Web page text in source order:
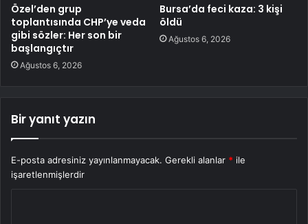
Özel’den grup
toplantısında CHP’ye veda
gibi sözler: Her son bir
başlangıçtır
Ağustos 6, 2026
Bursa’da feci kaza: 3 kişi
öldü
Ağustos 6, 2026
Bir yanıt yazın
E-posta adresiniz yayınlanmayacak. Gerekli alanlar * ile
işaretlenmişlerdir